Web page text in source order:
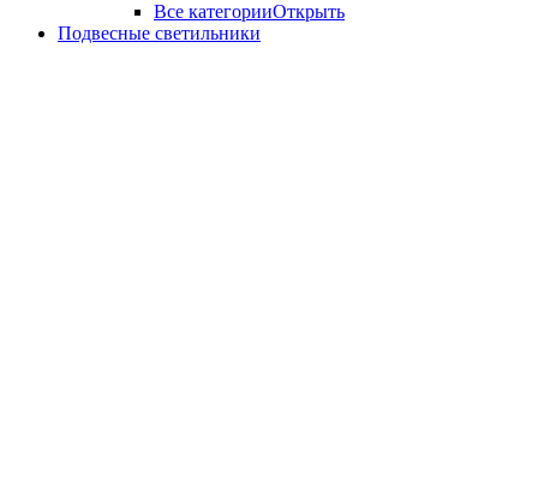
Все категорииОткрыть
Подвесные светильники